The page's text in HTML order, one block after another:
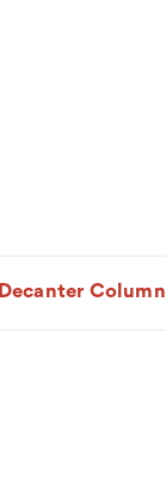
Decanter Column